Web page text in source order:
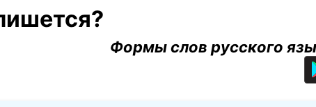
Формы слов русского